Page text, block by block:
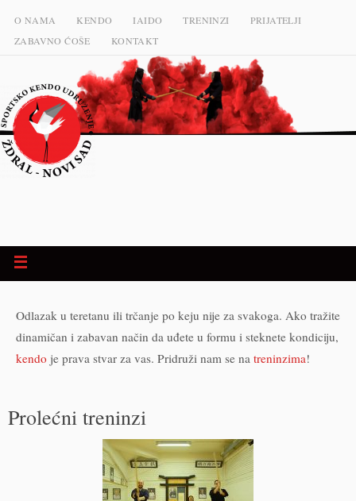
O NAMA KENDO IAIDO TRENINZI
PRIJATELJI
ZABAVNO ĆOŠE
KONTAKT
Odlazak u teretanu ili trčanje po keju nije za svakoga. Ako tražite
dinamičan i zabavan način da uđete u formu i steknete kondiciju,
kendo je prava stvar za vas. Pridruži nam se na treninzima!
Prolećni treninzi